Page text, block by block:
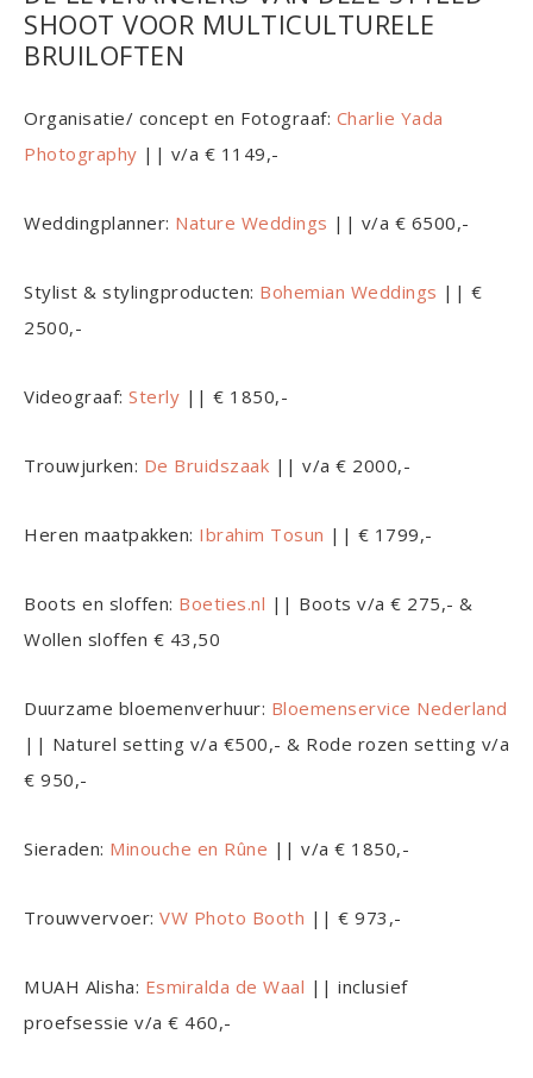
SHOOT VOOR MULTICULTURELE
BRUILOFTEN
Organisatie/ concept en Fotograaf: Charlie Yada
Photography || v/a € 1149,-
Weddingplanner: Nature Weddings || v/a € 6500,-
Stylist & stylingproducten: Bohemian Weddings || €
2500,-
Videograaf: Sterly || € 1850,-
Trouwjurken: De Bruidszaak || v/a € 2000,-
Heren maatpakken: Ibrahim Tosun || € 1799,-
Boots en sloffen: Boeties.nl || Boots v/a € 275,- &
Wollen sloffen € 43,50
Duurzame bloemenverhuur: Bloemenservice Nederland
|| Naturel setting v/a €500,- & Rode rozen setting v/a
€ 950,-
Sieraden: Minouche en Rûne || v/a € 1850,-
Trouwvervoer: VW Photo Booth || € 973,-
MUAH Alisha: Esmiralda de Waal || inclusief
proefsessie v/a € 460,-